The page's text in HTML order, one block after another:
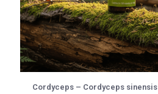
Cordyceps – Cordyceps sinensis